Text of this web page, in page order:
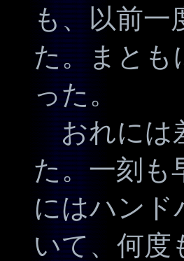
も、以前一
た。まとも
った。
おれには
た。一刻も
にはハンド
いて、何度